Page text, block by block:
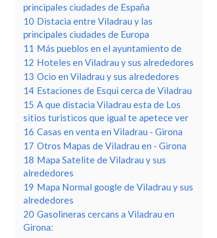
principales ciudades de España
10 Distacia entre Viladrau y las
principales ciudades de Europa
11 Más pueblos en el ayuntamiento de
12 Hoteles en Viladrau y sus alrededores
13 Ocio en Viladrau y sus alrededores
14 Estaciones de Esqui cerca de Viladrau
15 A que distacia Viladrau esta de Los
sitios turisticos que igual te apetece ver
16 Casas en venta en Viladrau - Girona
17 Otros Mapas de Viladrau en - Girona
18 Mapa Satelite de Viladrau y sus
alrededores
19 Mapa Normal google de Viladrau y sus
alrededores
20 Gasolineras cercans a Viladrau en
Girona: